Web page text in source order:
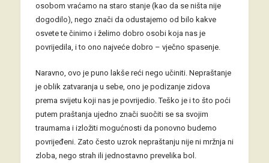
osobom vraćamo na staro stanje (kao da se ništa nije
dogodilo), nego znači da odustajemo od bilo kakve
osvete te činimo i želimo dobro osobi koja nas je
povrijedila, i to ono najveće dobro – vječno spasenje.
Naravno, ovo je puno lakše reći nego učiniti. Nepraštanje
je oblik zatvaranja u sebe, ono je podizanje zidova
prema svijetu koji nas je povrijedio. Teško je i to što poći
putem praštanja ujedno znači suočiti se sa svojim
traumama i izložiti mogućnosti da ponovno budemo
povrijeđeni. Zato često uzrok nepraštanju nije ni mržnja ni
zloba, nego strah ili jednostavno prevelika bol.